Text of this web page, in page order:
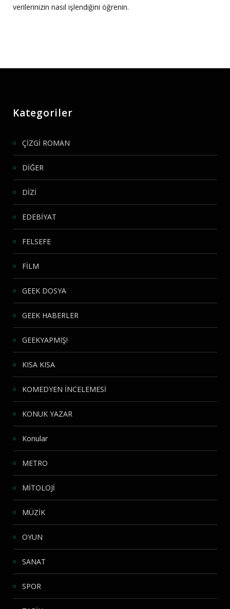
verilerinizin nasıl işlendiğini öğrenin.
Kategoriler
ÇİZGİ ROMAN
DİĞER
DİZİ
EDEBİYAT
FELSEFE
FİLM
GEEK DOSYA
GEEK HABERLER
GEEKYAPMIŞ!
KISA KISA
KOMEDYEN İNCELEMESİ
KONUK YAZAR
Konular
METRO
MİTOLOJİ
MÜZİK
OYUN
SANAT
SPOR